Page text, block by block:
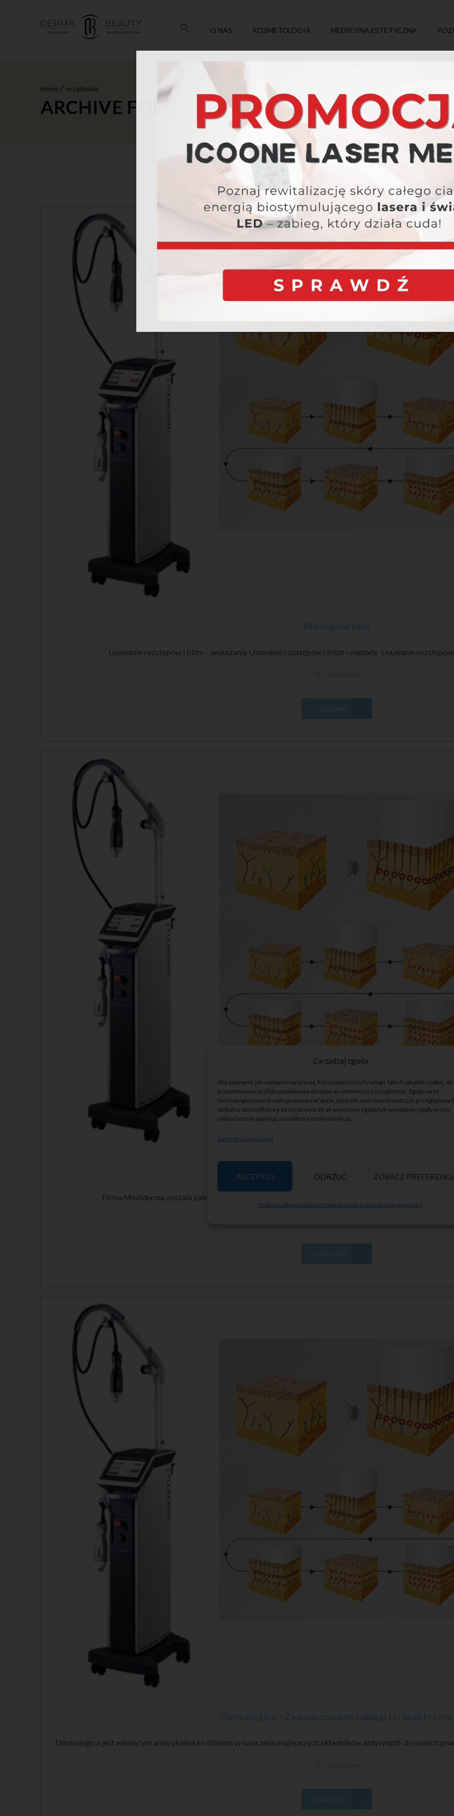
Zarządzaj zgodą
Aby zapewnić jak najlepsze wrażenia, korzystamy z technologii, takich jak pliki cookie, do
przechowywania i/lub uzyskiwania dostępu do informacji o urządzeniu. Zgoda na te
technologie pozwoli nam przetwarzać dane, takie jak zachowanie podczas przeglądania
unikalne identyfikatory na tej stronie. Brak wyrażenia zgody lub wycofanie zgody może
niekorzystnie wpłynąć na niektóre cechy i funkcje.
Zarządzaj serwisami
AKCEPTUJ ODRZUĆ ZOBACZ
Polityka plików cookiesOświadczenie o ochronie prywatności
O NAS KOSMETOLOGIA MEDYCYNA ESTETYCZNA
Home urządzenia
ARCHIVE FOR CATEGORY: URZĄDZENIA
Usuwanie rozstępów i blizn – wskazania Usuwanie rozstępów i blizn – metody Usuwanie
Mediderma – Zaawansowane zabiegi terapeutyczne
Firma Mediderma została założona 35 lat temu przez grupę dermatologów, na czele z doktorem
Dermalogica jest wiodącym amerykańskim liderem w tworzeniu najlepszych składników aktywnych do swoich